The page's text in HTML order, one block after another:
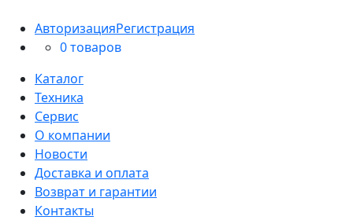
АвторизацияРегистрация
0 товаров
Каталог
Техника
Сервис
О компании
Новости
Доставка и оплата
Возврат и гарантии
Контакты